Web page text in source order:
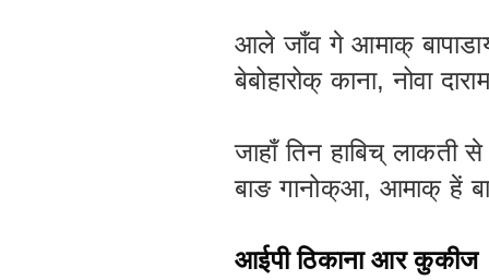
आले जाँव गे आमाक्
बेबोहारोक् काना, नोवा
जाहाँ तिन हाबिच् लाकती
बाङ गानोक्आ, आमाक् हें
आईपी ठिकाना आर कुकीज